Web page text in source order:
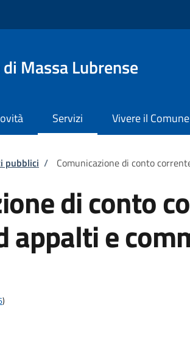
Massa Lubrense
Servizi Vivere il Comune
pubblici / Comunicazione di conto
di conto
appalti e
)